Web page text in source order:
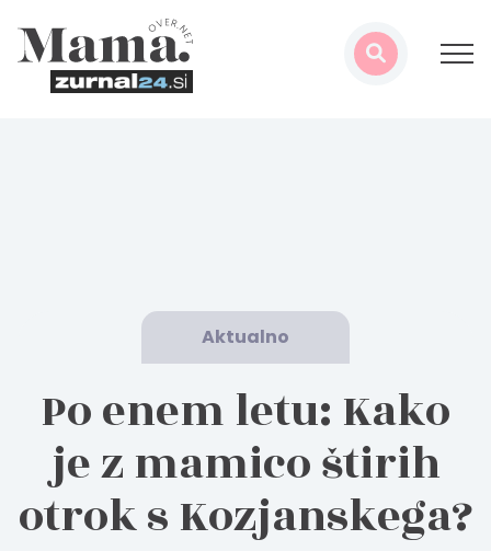
Aktualno
Po enem letu: Kako
je z mamico štirih
otrok s Kozjanskega?